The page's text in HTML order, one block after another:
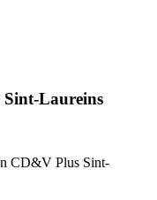
Laureins
CD&V Plus Sint-